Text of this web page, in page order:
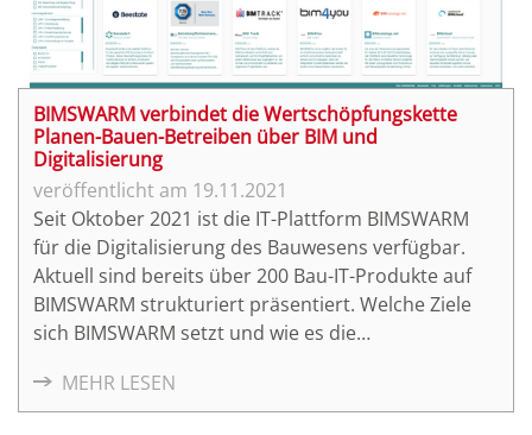
BIMSWARM verbindet die Wertschöpfungskette
Planen-Bauen-Betreiben über BIM und
Digitalisierung
19.11.2021
Seit Oktober 2021 ist die IT-Plattform BIMSWARM
für die Digitalisierung des Bauwesens verfügbar.
Aktuell sind bereits über 200 Bau-IT-Produkte auf
BIMSWARM strukturiert präsentiert. Welche Ziele
sich BIMSWARM setzt und wie es die
unterstützen kann, erfahren Sie im nachfolgenden
Beitrag.
MEHR LESEN